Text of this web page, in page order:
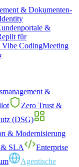
BlogKontakt
💬
1
& Dokumenten­
&
für
Vibe CodingMeeting
&
Zero Trust &
(DSG)
& Modernisierung
& SLA
Enterprise
Agentische